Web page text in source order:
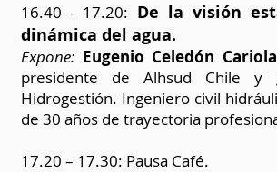
16.40 - 17.20: De la visión
dinámica del agua.
Expone: Eugenio Celedón
presidente de Alhsud Chile y
Hidrogestión. Ingeniero civil
de 30 años de trayectoria
17.20 – 17.30: Pausa Café.